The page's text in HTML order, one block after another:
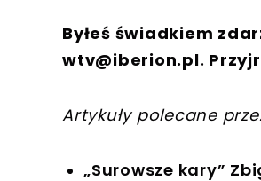
Byłeś świadkiem
wtv@iberion.pl.
Artykuły polecane
„Surowsze kary”